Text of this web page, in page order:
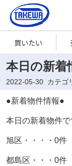
買いたい
本日の新着
2022-05-30 カテゴ
●新着物件情報●
本日の新着物件で
旭区・・・・0件
都島区・・・0件